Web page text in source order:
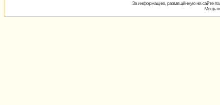
За информацию, размещённую на сайте
Мощь